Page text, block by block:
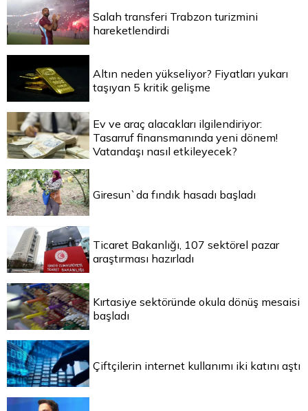
Salah transferi Trabzon turizmini
hareketlendirdi
Altın neden yükseliyor? Fiyatları yukarı
taşıyan 5 kritik gelişme
Ev ve araç alacakları ilgilendiriyor:
Tasarruf finansmanında yeni dönem!
Vatandaşı nasıl etkileyecek?
Giresun`da fındık hasadı başladı
Ticaret Bakanlığı, 107 sektörel pazar
araştırması hazırladı
Kırtasiye sektöründe okula dönüş mesaisi
başladı
Çiftçilerin internet kullanımı iki katını aştı